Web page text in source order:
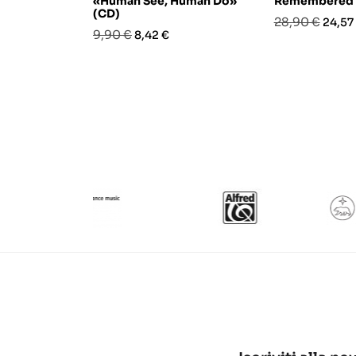
(CD)
Prezzo
9,90 €Prezzo
8,42 €
Prezzo
28,90 € 24,57